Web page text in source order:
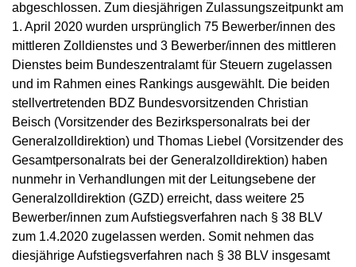
abgeschlossen. Zum diesjährigen Zulassungszeitpunkt am
1. April 2020 wurden ursprünglich 75 Bewerber/innen des
mittleren Zolldienstes und 3 Bewerber/innen des mittleren
Dienstes beim Bundeszentralamt für Steuern zugelassen
und im Rahmen eines Rankings ausgewählt. Die beiden
stellvertretenden BDZ Bundesvorsitzenden Christian
Beisch (Vorsitzender des Bezirkspersonalrats bei der
Generalzolldirektion) und Thomas Liebel (Vorsitzender des
Gesamtpersonalrats bei der Generalzolldirektion) haben
nunmehr in Verhandlungen mit der Leitungsebene der
Generalzolldirektion (GZD) erreicht, dass weitere 25
Bewerber/innen zum Aufstiegsverfahren nach § 38 BLV
zum 1.4.2020 zugelassen werden. Somit nehmen das
diesjährige Aufstiegsverfahren nach § 38 BLV insgesamt